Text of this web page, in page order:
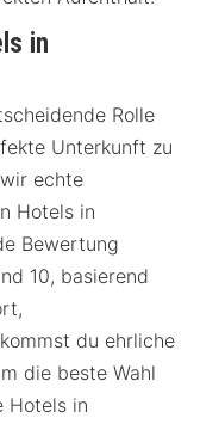
in
Rolle
Unterkunft zu
echte
Hotels in
Bewertung
10, basierend
du ehrliche
die beste Wahl
Hotels in